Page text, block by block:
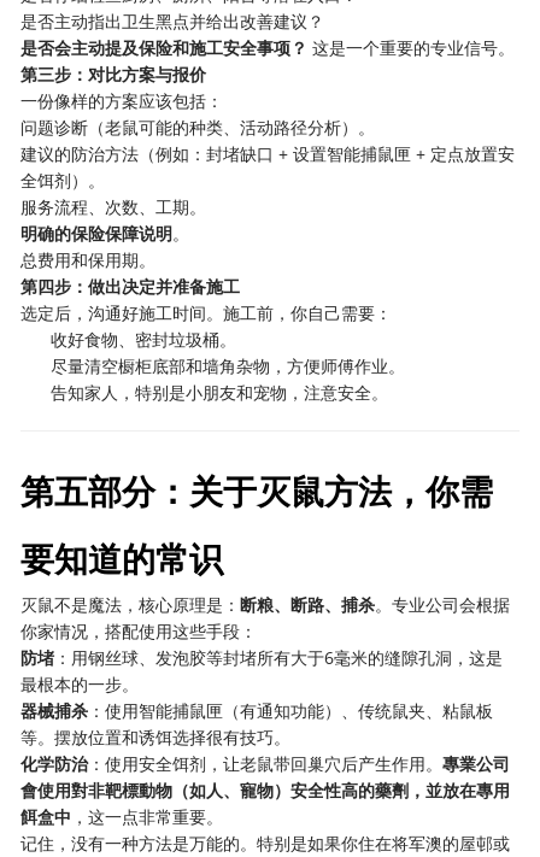
是否主动指出卫生黑点并给出改善建议？
是否会主动提及保险和施工安全事项？ ​ 这是一个重要的专业信号。
第三步：对比方案与报价
一份像样的方案应该包括：
问题诊断（老鼠可能的种类、活动路径分析）。
建议的防治方法（例如：封堵缺口 + 设置智能捕鼠匣 + 定点放置安
全饵剂）。
服务流程、次数、工期。
明确的保险保障说明。
总费用和保用期。
第四步：做出决定并准备施工
选定后，沟通好施工时间。施工前，你自己需要：
收好食物、密封垃圾桶。
尽量清空橱柜底部和墙角杂物，方便师傅作业。
告知家人，特别是小朋友和宠物，注意安全。
第五部分：关于灭鼠方法，你需
要知道的常识
灭鼠不是魔法，核心原理是：断粮、断路、捕杀。专业公司会根据
你家情况，搭配使用这些手段：
防堵 ：用钢丝球、发泡胶等封堵所有大于6毫米的缝隙孔洞，这是
最根本的一步。
器械捕杀 ：使用智能捕鼠匣（有通知功能）、传统鼠夹、粘鼠板
等。摆放位置和诱饵选择很有技巧。
化学防治：使用安全饵剂，让老鼠带回巢穴后产生作用。專業公司
會使用對非靶標動物（如人、寵物）安全性高的藥劑，並放在專用
餌盒中 ，这一点非常重要。
记住，没有一种方法是万能的。特别是如果你住在将军澳的屋邨或